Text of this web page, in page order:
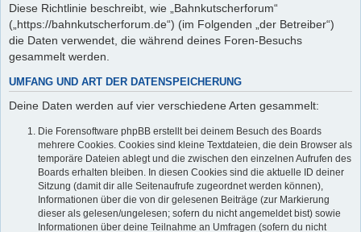
Diese Richtlinie beschreibt, wie „Bahnkutscherforum“
(„https://bahnkutscherforum.de“) (im Folgenden „der Betreiber“)
die Daten verwendet, die während deines Foren-Besuchs
gesammelt werden.
UMFANG UND ART DER DATENSPEICHERUNG
Deine Daten werden auf vier verschiedene Arten gesammelt:
Die Forensoftware phpBB erstellt bei deinem Besuch des Boards
mehrere Cookies. Cookies sind kleine Textdateien, die dein Browser als
temporäre Dateien ablegt und die zwischen den einzelnen Aufrufen des
Boards erhalten bleiben. In diesen Cookies sind die aktuelle ID deiner
Sitzung (damit dir alle Seitenaufrufe zugeordnet werden können),
Informationen über die von dir gelesenen Beiträge (zur Markierung
dieser als gelesen/ungelesen; sofern du nicht angemeldet bist) sowie
Informationen über deine Teilnahme an Umfragen (sofern du nicht